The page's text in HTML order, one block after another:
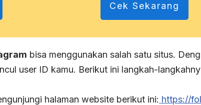
Cek Sekarang
bisa menggunakan salah satu situs.
user ID kamu. Berikut ini langkah-
halaman website berikut ini: https://